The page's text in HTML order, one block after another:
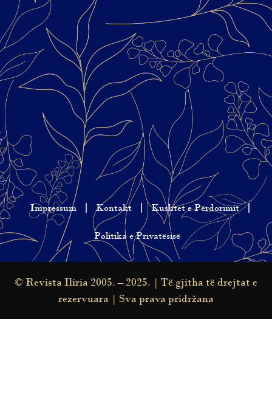
Impressum Kontakt Kushtet e Përdorimit
Politika e Privatësisë
© Revista Iliria 2005. – 2025. | Të gjitha të drejtat e
rezervuara | Sva prava pridržana